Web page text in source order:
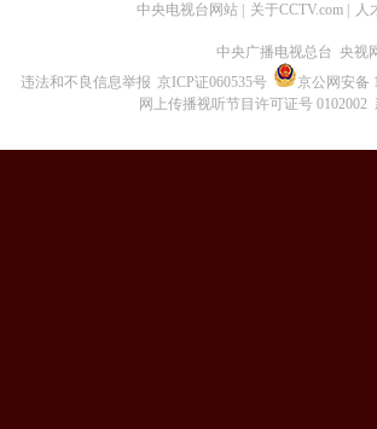
中央电视台网站 关于CCTV.com 人
中央广播电视总台 央视
违法和不良信息举报 京ICP证060535号
京公网安备
网上传播视听节目许可证号 0102002